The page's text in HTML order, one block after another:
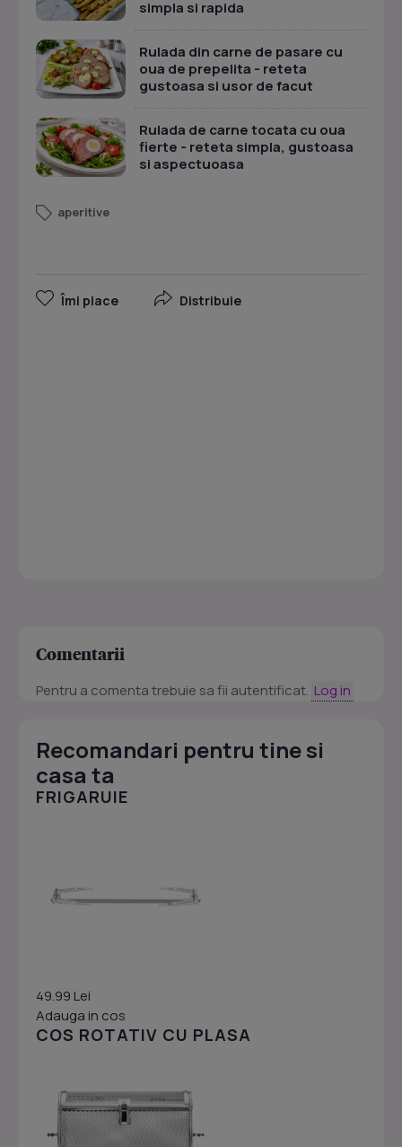
simpla si rapida
Rulada din carne de pasare cu
oua de prepelita - reteta
gustoasa si usor de facut
Rulada de carne tocata cu oua
fierte - reteta simpla, gustoasa
si aspectuoasa
aperitive
Îmi place Distribuie
Comentarii
Pentru a comenta trebuie sa fii autentificat. Log in
Recomandari pentru tine si
casa ta
FRIGARUIE
49.99 Lei
Adauga in cos
COS ROTATIV CU PLASA